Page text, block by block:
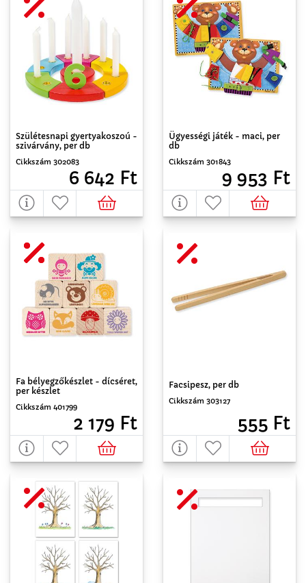
Szülétesnapi gyertyakoszoú -
szivárvány, per db
Cikkszám 302083
6 642 Ft
Ügyességi játék - maci, per
db
Cikkszám 301843
9 953 Ft
Fa bélyegzőkészlet - dícséret,
per készlet
Cikkszám 401799
2 179 Ft
Facsipesz, per db
Cikkszám 303127
555 Ft